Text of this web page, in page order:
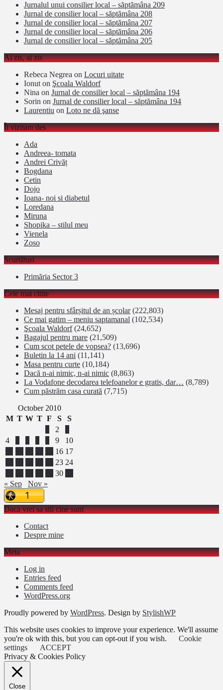
Jurnalul unui consilier local – săptămâna 209
Jurnal de consilier local – săptămâna 208
Jurnal de consilier local – săptămâna 207
Jurnal de consilier local – săptămâna 206
Jurnal de consilier local – săptămâna 205
Ai zis, ai zis
Rebeca Negrea on Locuri uitate
Ionut on Şcoala Waldorf
Nina on Jurnal de consilier local – săptămâna 194
Sorin on Jurnal de consilier local – săptămâna 194
Laurentiu on Loto ne dă şanse
Îi vizitam des
Ada
Andreea- tomata
Andrei Crivăț
Bogdana
Cetin
Dojo
Ioana- noi si diabetul
Loredana
Miruna
Shopika – stilul meu
Vienela
Zoso
Scurtături
Primăria Sector 3
Cele mai citite
Mesaj pentru sfârșitul de an școlar (222,803)
Ce mai gatim – meniu saptamanal (102,534)
Şcoala Waldorf (24,652)
Bagajul pentru mare (21,509)
Cum scot petele de vopsea? (13,696)
Buletin la 14 ani (11,141)
Masa pentru curte (10,184)
Dacă n-ai nimic, n-ai nimic (8,863)
La Vodafone decodarea telefoanelor e gratis, dar… (8,789)
Cum păstrăm casa curată (7,715)
October 2010
M T W T F S
S
2
4
9
10
16 17
23 24
30
« Sep
Nov »
Daca vrei sa stii cine sunt
Contact
Despre mine
Meta
Log in
Entries feed
Comments feed
WordPress.org
Proudly powered by WordPress. Design by StylishWP
This website uses cookies to improve your experience. We'll assume
you're ok with this, but you can opt-out if you wish.
Cookie
settings
ACCEPT
Privacy & Cookies Policy
Close